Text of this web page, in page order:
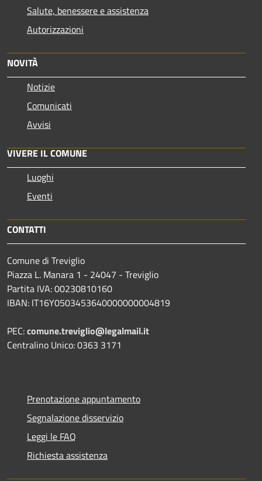
Salute, benessere e assistenza
Autorizzazioni
NOVITÀ
Notizie
Comunicati
Avvisi
VIVERE IL COMUNE
Luoghi
Eventi
CONTATTI
Comune di Treviglio
Piazza L. Manara 1 - 24047 - Treviglio
Partita IVA: 00230810160
IBAN: IT16Y0503453640000000004819
PEC:comune.treviglio@legalmail.it
Centralino Unico: 0363 3171
Prenotazione appuntamento
Segnalazione disservizio
Leggi le FAQ
Richiesta assistenza